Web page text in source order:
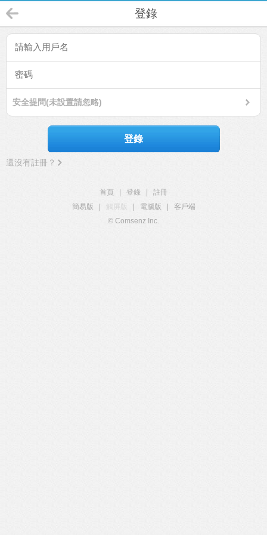
登錄
安全提問(未設置請忽略)
登錄
還沒有註冊？
首頁 登錄
註冊
簡易版
觸屏版 電腦版
客戶端
© Comsenz Inc.